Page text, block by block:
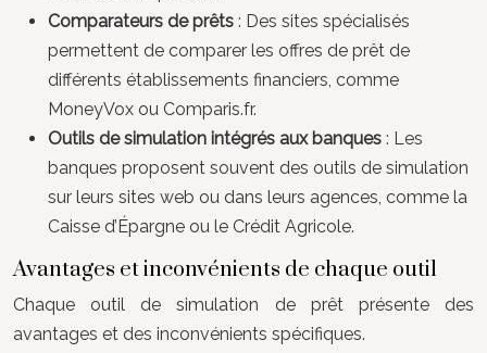
Comparateurs de prêts : Des sites spécialisés
permettent de comparer les offres de prêt de
différents établissements financiers, comme
MoneyVox ou Comparis.fr.
Outils de simulation intégrés aux banques : Les
banques proposent souvent des outils de simulation
sur leurs sites web ou dans leurs agences, comme la
Caisse d’Épargne ou le Crédit Agricole.
Avantages et inconvénients de chaque outil
Chaque outil de simulation de prêt présente des
avantages et des inconvénients spécifiques.